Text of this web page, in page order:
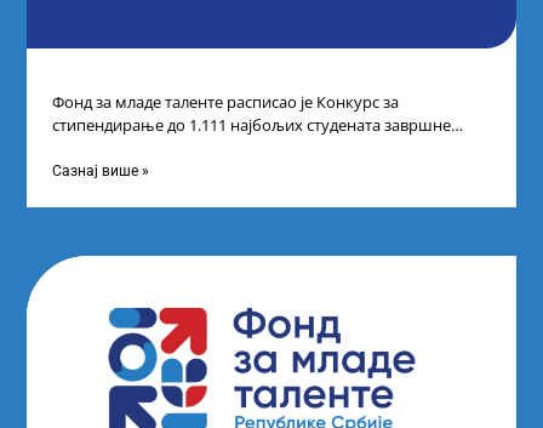
Фонд за младе таленте расписао је Конкурс за
стипендирање до 1.111 најбољих студената завршне
Сазнај више »